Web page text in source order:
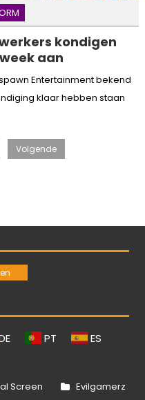
kondigen
aan
Entertainment bekend
klaar hebben staan
Volgende
PT ES
Screen Evilgamerz